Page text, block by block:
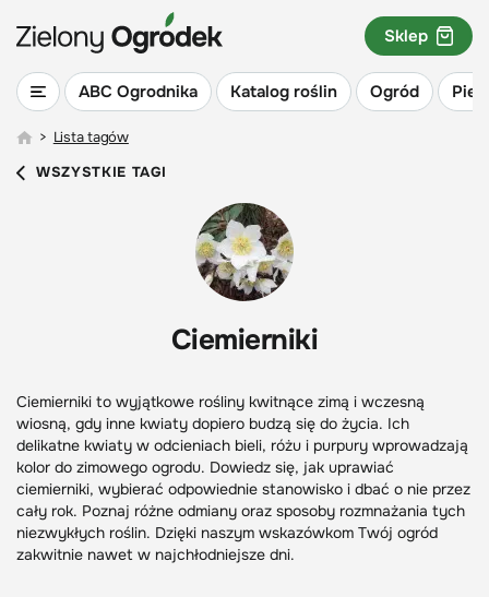
ABC Ogrodnika Katalog roślin Ogród
Sklep
> Lista tagów
WSZYSTKIE TAGI
Ciemierniki
Ciemierniki to wyjątkowe rośliny kwitnące zimą i wczesną
wiosną, gdy inne kwiaty dopiero budzą się do życia. Ich
delikatne kwiaty w odcieniach bieli, różu i purpury wprowadzają
kolor do zimowego ogrodu. Dowiedz się, jak uprawiać
ciemierniki, wybierać odpowiednie stanowisko i dbać o nie przez
cały rok. Poznaj różne odmiany oraz sposoby rozmnażania tych
niezwykłych roślin. Dzięki naszym wskazówkom Twój ogród
zakwitnie nawet w najchłodniejsze dni.